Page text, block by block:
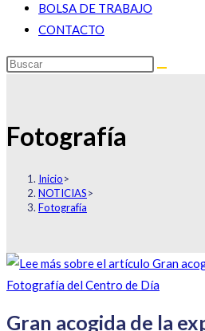
BOLSA DE TRABAJO
CONTACTO
Fotografía
Inicio>
NOTICIAS>
Fotografía
Gran acogida de la